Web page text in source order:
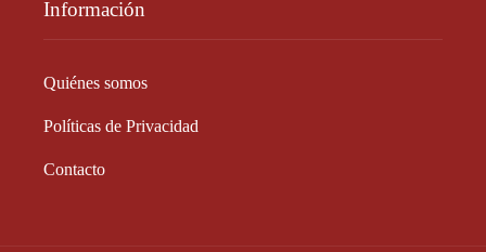
Información
Quiénes somos
Políticas de Privacidad
Contacto